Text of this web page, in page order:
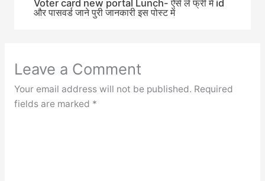
Voter card new portal Lunch- ऐसे ले फ्री में id
और पासवर्ड जाने पुरी जानकारी इस पोस्ट में
Leave a Comment
Your email address will not be published. Required
fields are marked *